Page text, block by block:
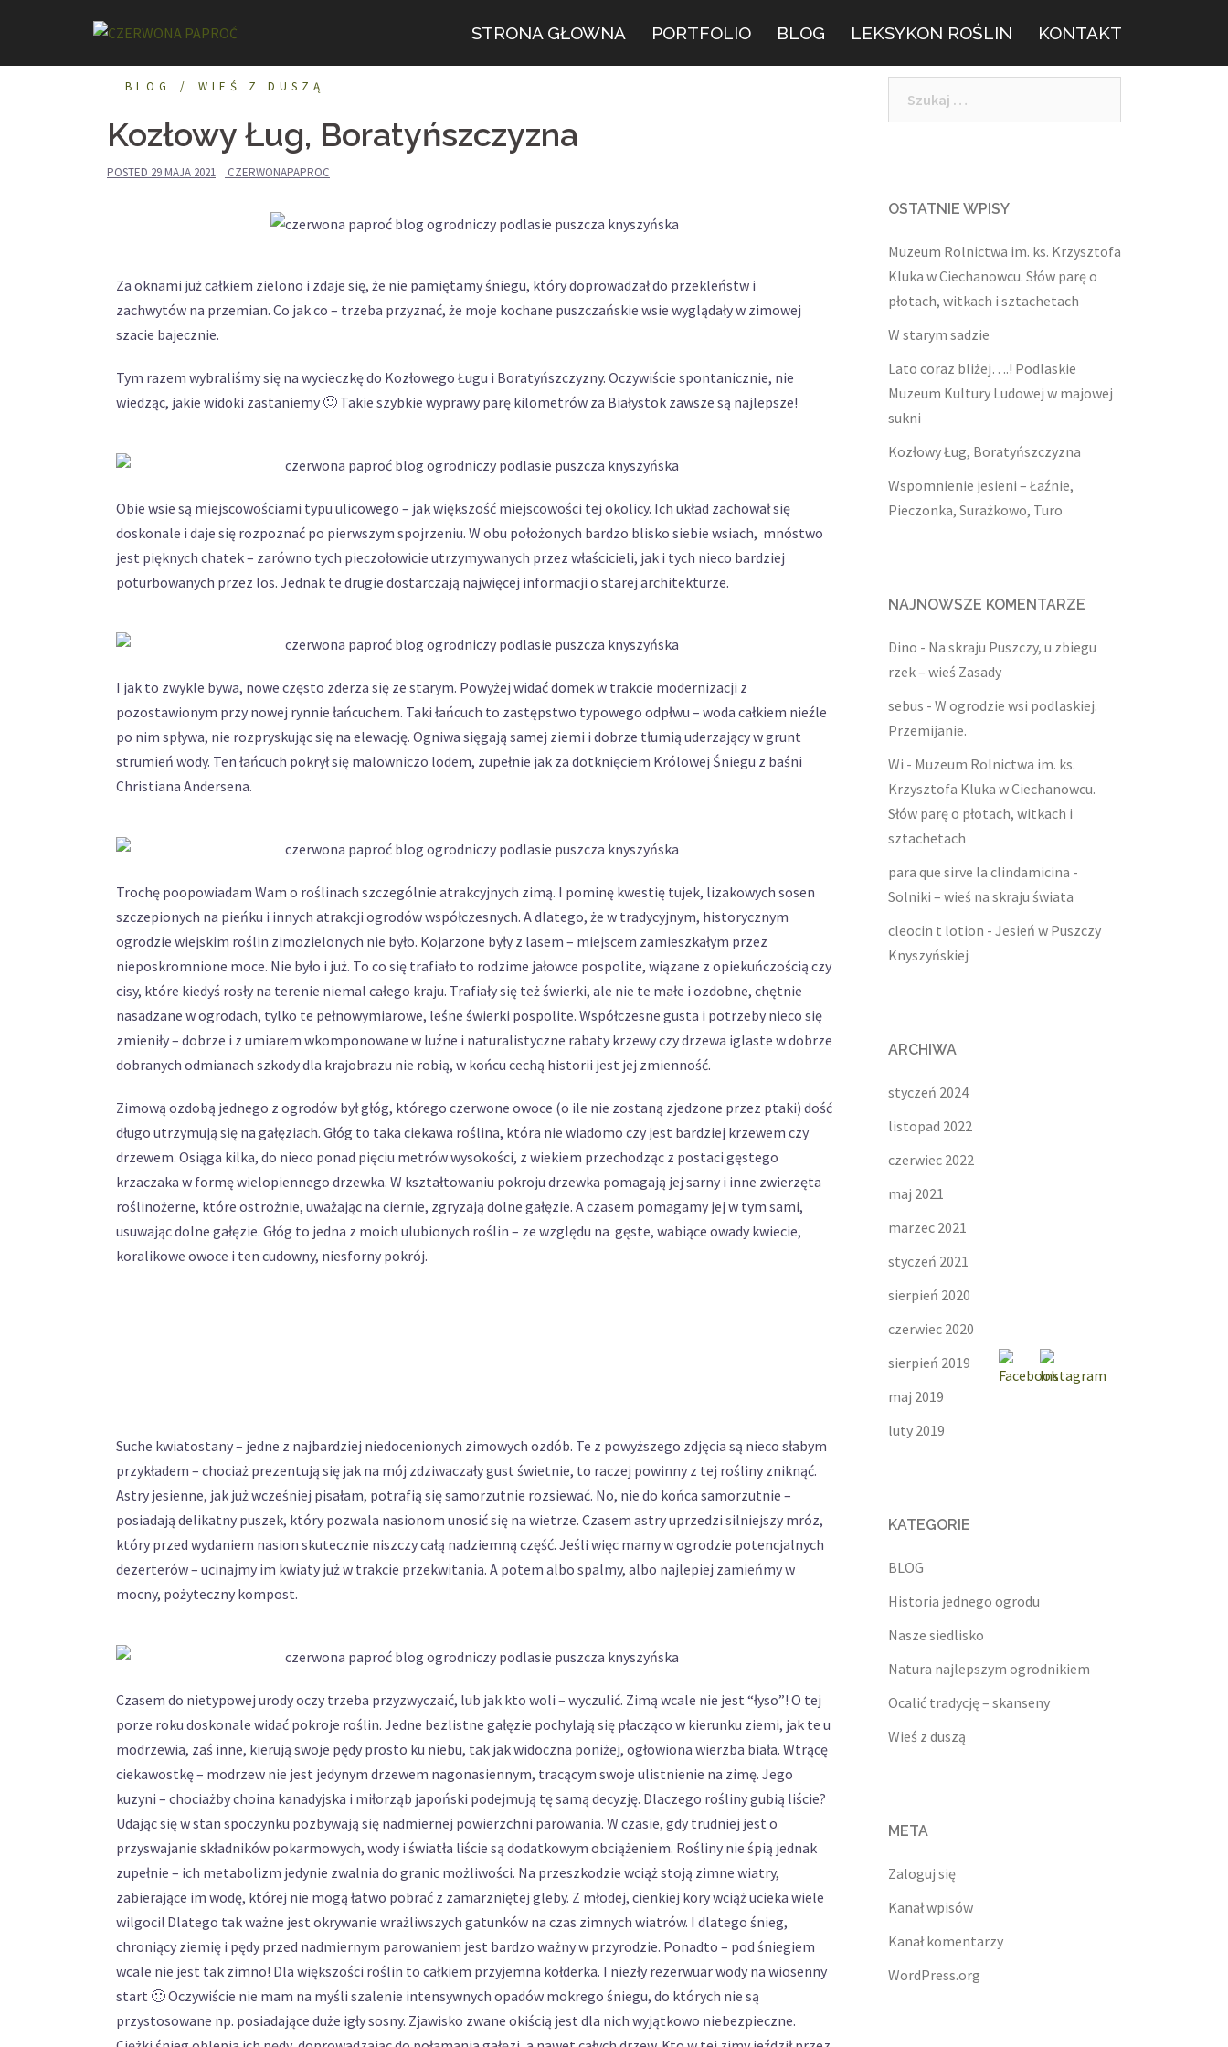
STRONA GŁOWNA PORTFOLIO BLOG LEKSYKON ROŚLIN KONTAKT
BLOG WIEŚ Z DUSZĄ
Kozłowy Ług, Boratyńszczyzna
POSTED 29 MAJA 2021 CZERWONAPAPROC
Za oknami już całkiem zielono i zdaje się, że nie pamiętamy śniegu, który doprowadzał do przekleństw i
zachwytów na przemian. Co jak co – trzeba przyznać, że moje kochane puszczańskie wsie wyglądały w zimowej
szacie bajecznie.
Tym razem wybraliśmy się na wycieczkę do Kozłowego Ługu i Boratyńszczyzny. Oczywiście spontanicznie, nie
wiedząc, jakie widoki zastaniemy 🙂 Takie szybkie wyprawy parę kilometrów za Białystok zawsze są najlepsze!
Obie wsie są miejscowościami typu ulicowego – jak większość miejscowości tej okolicy. Ich układ zachował się
doskonale i daje się rozpoznać po pierwszym spojrzeniu. W obu położonych bardzo blisko siebie wsiach, mnóstwo
jest pięknych chatek – zarówno tych pieczołowicie utrzymywanych przez właścicieli, jak i tych nieco bardziej
poturbowanych przez los. Jednak te drugie dostarczają najwięcej informacji o starej architekturze.
I jak to zwykle bywa, nowe często zderza się ze starym. Powyżej widać domek w trakcie modernizacji z
pozostawionym przy nowej rynnie łańcuchem. Taki łańcuch to zastępstwo typowego odpłwu – woda całkiem nieźle
po nim spływa, nie rozpryskując się na elewację. Ogniwa sięgają samej ziemi i dobrze tłumią uderzający w grunt
strumień wody. Ten łańcuch pokrył się malowniczo lodem, zupełnie jak za dotknięciem Królowej Śniegu z baśni
Christiana Andersena.
Trochę poopowiadam Wam o roślinach szczególnie atrakcyjnych zimą. I pominę kwestię tujek, lizakowych sosen
szczepionych na pieńku i innych atrakcji ogrodów współczesnych. A dlatego, że w tradycyjnym, historycznym
ogrodzie wiejskim roślin zimozielonych nie było. Kojarzone były z lasem – miejscem zamieszkałym przez
nieposkromnione moce. Nie było i już. To co się trafiało to rodzime jałowce pospolite, wiązane z opiekuńczością czy
cisy, które kiedyś rosły na terenie niemal całego kraju. Trafiały się też świerki, ale nie te małe i ozdobne, chętnie
nasadzane w ogrodach, tylko te pełnowymiarowe, leśne świerki pospolite. Współczesne gusta i potrzeby nieco się
zmieniły – dobrze i z umiarem wkomponowane w luźne i naturalistyczne rabaty krzewy czy drzewa iglaste w dobrze
dobranych odmianach szkody dla krajobrazu nie robią, w końcu cechą historii jest jej zmienność.
Zimową ozdobą jednego z ogrodów był głóg, którego czerwone owoce (o ile nie zostaną zjedzone przez ptaki) dość
długo utrzymują się na gałęziach. Głóg to taka ciekawa roślina, która nie wiadomo czy jest bardziej krzewem czy
drzewem. Osiąga kilka, do nieco ponad pięciu metrów wysokości, z wiekiem przechodząc z postaci gęstego
krzaczaka w formę wielopiennego drzewka. W kształtowaniu pokroju drzewka pomagają jej sarny i inne zwierzęta
roślinożerne, które ostrożnie, uważając na ciernie, zgryzają dolne gałęzie. A czasem pomagamy jej w tym sami,
usuwając dolne gałęzie. Głóg to jedna z moich ulubionych roślin – ze względu na gęste, wabiące owady kwiecie,
koralikowe owoce i ten cudowny, niesforny pokrój.
Suche kwiatostany – jedne z najbardziej niedocenionych zimowych ozdób. Te z powyższego zdjęcia są nieco słabym
przykładem – chociaż prezentują się jak na mój zdziwaczały gust świetnie, to raczej powinny z tej rośliny zniknąć.
Astry jesienne, jak już wcześniej pisałam, potrafią się samorzutnie rozsiewać. No, nie do końca samorzutnie –
posiadają delikatny puszek, który pozwala nasionom unosić się na wietrze. Czasem astry uprzedzi silniejszy mróz,
który przed wydaniem nasion skutecznie niszczy całą nadziemną część. Jeśli więc mamy w ogrodzie potencjalnych
dezerterów – ucinajmy im kwiaty już w trakcie przekwitania. A potem albo spalmy, albo najlepiej zamieńmy w
mocny, pożyteczny kompost.
Czasem do nietypowej urody oczy trzeba przyzwyczaić, lub jak kto woli – wyczulić. Zimą wcale nie jest “łyso”! O tej
porze roku doskonale widać pokroje roślin. Jedne bezlistne gałęzie pochylają się płacząco w kierunku ziemi, jak te u
modrzewia, zaś inne, kierują swoje pędy prosto ku niebu, tak jak widoczna poniżej, ogłowiona wierzba biała. Wtrącę
ciekawostkę – modrzew nie jest jedynym drzewem nagonasiennym, tracącym swoje ulistnienie na zimę. Jego
kuzyni – chociażby choina kanadyjska i miłorząb japoński podejmują tę samą decyzję. Dlaczego rośliny gubią liście?
Udając się w stan spoczynku pozbywają się nadmiernej powierzchni parowania. W czasie, gdy trudniej jest o
przyswajanie składników pokarmowych, wody i światła liście są dodatkowym obciążeniem. Rośliny nie śpią jednak
zupełnie – ich metabolizm jedynie zwalnia do granic możliwości. Na przeszkodzie wciąż stoją zimne wiatry,
zabierające im wodę, której nie mogą łatwo pobrać z zamarzniętej gleby. Z młodej, cienkiej kory wciąż ucieka wiele
wilgoci! Dlatego tak ważne jest okrywanie wrażliwszych gatunków na czas zimnych wiatrów. I dlatego śnieg,
chroniący ziemię i pędy przed nadmiernym parowaniem jest bardzo ważny w przyrodzie. Ponadto – pod śniegiem
wcale nie jest tak zimno! Dla większości roślin to całkiem przyjemna kołderka. I niezły rezerwuar wody na wiosenny
start 🙂 Oczywiście nie mam na myśli szalenie intensywnych opadów mokrego śniegu, do których nie są
przystosowane np. posiadające duże igły sosny. Zjawisko zwane okiścią jest dla nich wyjątkowo niebezpieczne.
OSTATNIE WPISY
Muzeum Rolnictwa im. ks. Krzysztofa
Kluka w Ciechanowcu. Słów parę o
płotach, witkach i sztachetach
W starym sadzie
Lato coraz bliżej….! Podlaskie
Muzeum Kultury Ludowej w majowej
sukni
Kozłowy Ług, Boratyńszczyzna
Wspomnienie jesieni – Łaźnie,
Pieczonka, Surażkowo, Turo
NAJNOWSZE KOMENTARZE
Dino - Na skraju Puszczy, u zbiegu
rzek – wieś Zasady
sebus - W ogrodzie wsi podlaskiej.
Przemijanie.
Wi - Muzeum Rolnictwa im. ks.
Krzysztofa Kluka w Ciechanowcu.
Słów parę o płotach, witkach i
sztachetach
para que sirve la clindamicina -
Solniki – wieś na skraju świata
cleocin t lotion - Jesień w Puszczy
Knyszyńskiej
ARCHIWA
styczeń 2024
listopad 2022
czerwiec 2022
maj 2021
marzec 2021
styczeń 2021
sierpień 2020
czerwiec 2020
sierpień 2019
maj 2019
luty 2019
KATEGORIE
BLOG
Historia jednego ogrodu
Nasze siedlisko
Natura najlepszym ogrodnikiem
Ocalić tradycję – skanseny
Wieś z duszą
META
Zaloguj się
Kanał wpisów
Kanał komentarzy
WordPress.org